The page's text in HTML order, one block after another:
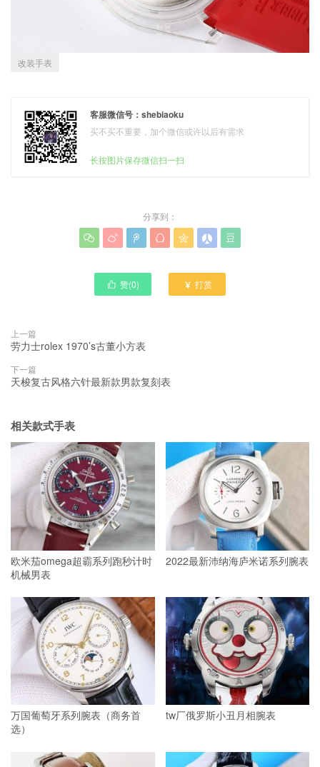
改装手表
客服微信号：shebiaoku
买不买不重要，加个微信或许以后有需求
长按图片保存微信扫一扫
分享到：
      
 赞(0)  打赏
上一篇
劳力士rolex 1970’s古董小方表
下一篇
天梭复古风格六针最新款男款复刻表
相关款式手表
欧米茄omega超霸系列跑秒计时
机械男表
2022最新沛纳海庐米诺系列腕表
万国葡萄牙系列腕表（商务首
选）
tw厂俄罗斯小丑月相腕表